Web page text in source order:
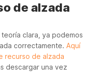
de alzada
clara, ya podemos
correctamente. Aquí
recurso de alzada
descargar una vez